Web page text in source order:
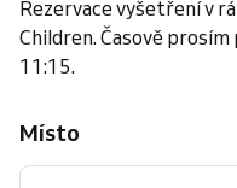
Rezervace vyšetření v
Children. Časově
11:15.
Místo